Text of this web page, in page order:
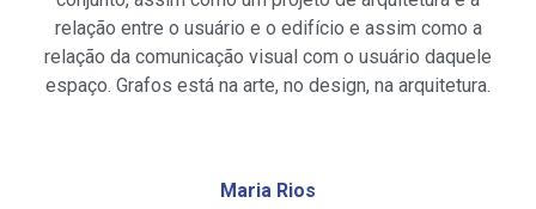
relação entre o usuário e o edifício e assim como a
relação da comunicação visual com o usuário daquele
espaço. Grafos está na arte, no design, na arquitetura.
Maria Rios